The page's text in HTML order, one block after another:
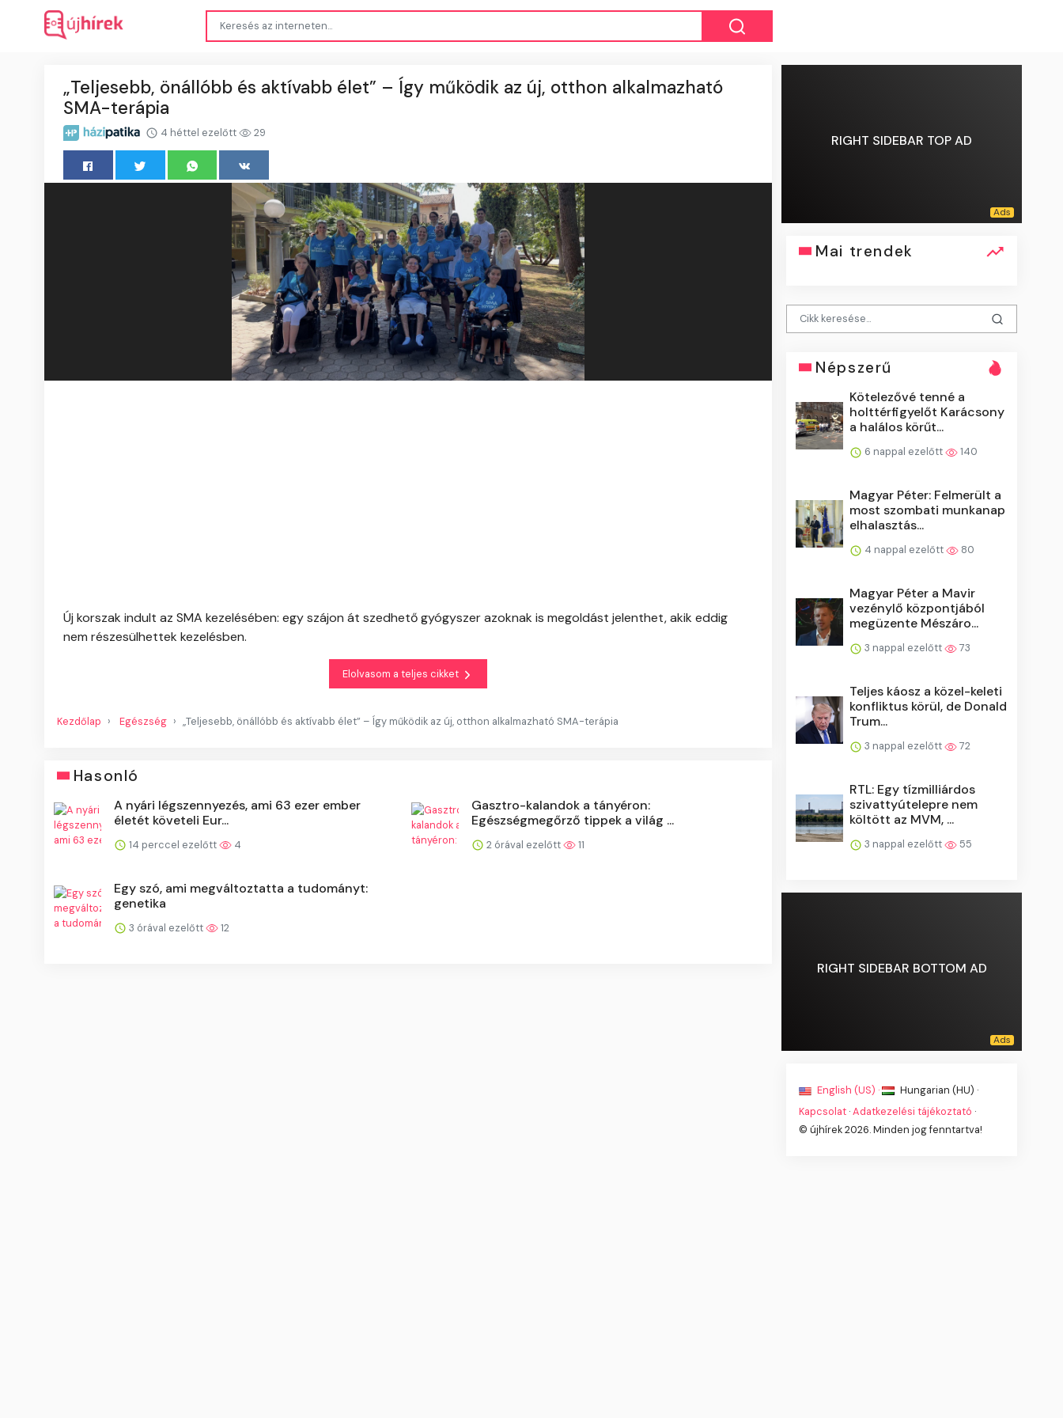
„Teljesebb, önállóbb és aktívabb élet” – Így működik az új, otthon alkalmazható
SMA-terápia
4 héttel ezelőtt 29
Új korszak indult az SMA kezelésében: egy szájon át szedhető gyógyszer azoknak is megoldást jelenthet, akik eddig
nem részesülhettek kezelésben.
Elolvasom a teljes cikket
Kezdőlap Egészség „Teljesebb, önállóbb és aktívabb élet” – Így működik az új, otthon alkalmazható SMA-terápia
Hasonló
A nyári légszennyezés, ami 63 ezer ember
életét követeli Eur...
14 perccel ezelőtt 4
Gasztro-kalandok a tányéron:
Egészségmegőrző tippek a világ ...
2 órával ezelőtt 11
Egy szó, ami megváltoztatta a tudományt:
genetika
3 órával ezelőtt 12
RIGHT SIDEBAR TOP AD
Mai trendek
Népszerű
Kötelezővé tenné a
holttérfigyelőt Karácsony
a halálos körűt...
6 nappal ezelőtt 140
Magyar Péter: Felmerült a
most szombati munkanap
elhalasztás...
4 nappal ezelőtt 80
Magyar Péter a Mavir
vezénylő központjából
megüzente Mészáro...
3 nappal ezelőtt 73
Teljes káosz a közel-keleti
konfliktus körül, de Donald
Trum...
3 nappal ezelőtt 72
RTL: Egy tízmilliárdos
szivattyútelepre nem
költött az MVM, ...
3 nappal ezelőtt 55
RIGHT SIDEBAR BOTTOM AD
English (US) ·
Hungarian (HU) ·
Kapcsolat ·Adatkezelési tájékoztató ·
© újhírek 2026. Minden jog fenntartva!